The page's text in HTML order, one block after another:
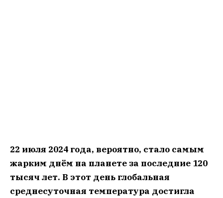
22 июля 2024 года, вероятно, стало самым
жарким днём на планете за последние 120
тысяч лет. В этот день глобальная
среднесуточная температура достигла